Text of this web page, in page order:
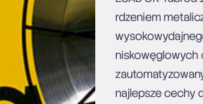
rdzeniem
niskowęglowych
najlepsze cechy